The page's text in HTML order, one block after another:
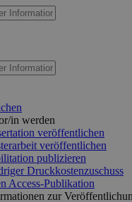
in werden
veröffentlichen
veröffentlichen
publizieren
Druckkostenzuschuss
Access-Publikation
zur